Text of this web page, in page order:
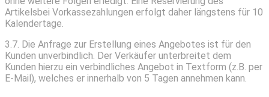
Artikelsbei Vorkassezahlungen erfolgt daher längstens für 10
Kalendertage.
3.7. Die Anfrage zur Erstellung eines Angebotes ist für den
Kunden unverbindlich. Der Verkäufer unterbreitet dem
Kunden hierzu ein verbindliches Angebot in Textform (z.B. per
E-Mail), welches er innerhalb von 5 Tagen annehmen kann.